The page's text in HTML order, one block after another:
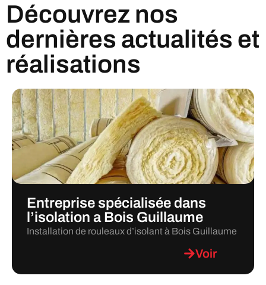
Découvrez nos
dernières actualités et
réalisations
Entreprise spécialisée dans
l’isolation a Bois Guillaume
Installation de rouleaux d’isolant à Bois Guillaume
Voir